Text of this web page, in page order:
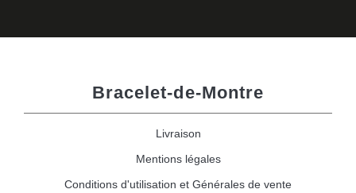
Bracelet-de-Montre
Livraison
Mentions légales
Conditions d'utilisation et Générales de vente